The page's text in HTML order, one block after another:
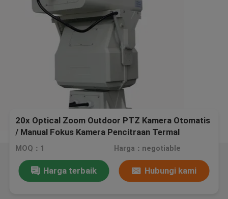
20x Optical Zoom Outdoor PTZ Kamera Otomatis
/ Manual Fokus Kamera Pencitraan Termal
MOQ：1 Harga：negotiable
Harga terbaik Hubungi kami